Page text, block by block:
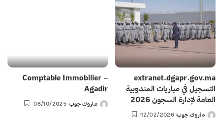
extranet.dgapr.gov.ma
التسجيل في مباريات المندوبية
العامة لإدارة السجون 2026
Posted
ماروك جوب 12/02/2026
Comptable Immobilier –
Agadir
Posted
ماروك جوب 08/10/2025